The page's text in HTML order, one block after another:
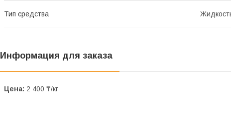
Тип средства
Информация для заказа
Цена: 2 400 ₸/кг